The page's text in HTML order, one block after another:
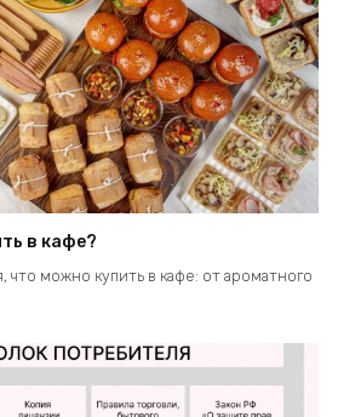
в кафе?
что можно купить в кафе: от ароматного